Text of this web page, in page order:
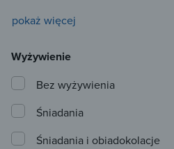
pokaż więcej
Wyżywienie
Bez wyżywienia
Śniadania
Śniadania i obiadokolacje